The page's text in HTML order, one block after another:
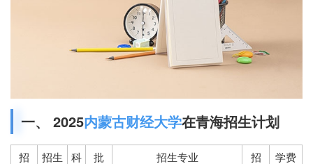
一、 2025内蒙古财经大学在青海招生计划
招
招生
科
批
招生专业
招
学费